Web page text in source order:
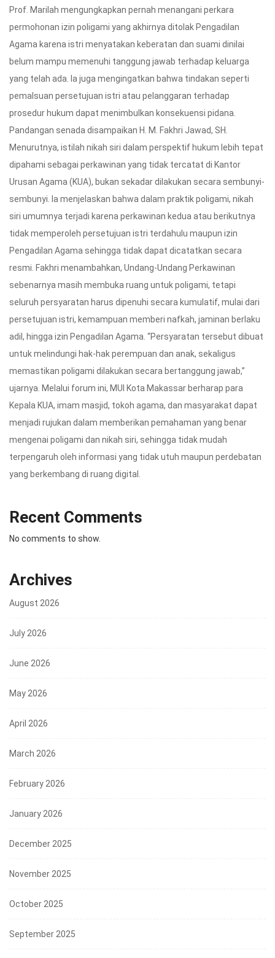
Prof. Marilah mengungkapkan pernah menangani perkara
permohonan izin poligami yang akhirnya ditolak Pengadilan
Agama karena istri menyatakan keberatan dan suami dinilai
belum mampu memenuhi tanggung jawab terhadap keluarga
yang telah ada. Ia juga mengingatkan bahwa tindakan seperti
pemalsuan persetujuan istri atau pelanggaran terhadap
prosedur hukum dapat menimbulkan konsekuensi pidana.
Pandangan senada disampaikan H. M. Fakhri Jawad, SH.
Menurutnya, istilah nikah siri dalam perspektif hukum lebih tepat
dipahami sebagai perkawinan yang tidak tercatat di Kantor
Urusan Agama (KUA), bukan sekadar dilakukan secara sembunyi-
sembunyi. Ia menjelaskan bahwa dalam praktik poligami, nikah
siri umumnya terjadi karena perkawinan kedua atau berikutnya
tidak memperoleh persetujuan istri terdahulu maupun izin
Pengadilan Agama sehingga tidak dapat dicatatkan secara
resmi. Fakhri menambahkan, Undang-Undang Perkawinan
sebenarnya masih membuka ruang untuk poligami, tetapi
seluruh persyaratan harus dipenuhi secara kumulatif, mulai dari
persetujuan istri, kemampuan memberi nafkah, jaminan berlaku
adil, hingga izin Pengadilan Agama. “Persyaratan tersebut dibuat
untuk melindungi hak-hak perempuan dan anak, sekaligus
memastikan poligami dilakukan secara bertanggung jawab,”
ujarnya. Melalui forum ini, MUI Kota Makassar berharap para
Kepala KUA, imam masjid, tokoh agama, dan masyarakat dapat
menjadi rujukan dalam memberikan pemahaman yang benar
mengenai poligami dan nikah siri, sehingga tidak mudah
terpengaruh oleh informasi yang tidak utuh maupun perdebatan
yang berkembang di ruang digital.
Recent Comments
No comments to show.
Archives
August 2026
July 2026
June 2026
May 2026
April 2026
March 2026
February 2026
January 2026
December 2025
November 2025
October 2025
September 2025